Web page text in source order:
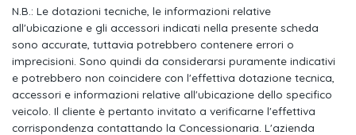
passeggero
Sedile posteriore abbattibile 60/40 con ski pass e bracciolo
poggiatesta
Alfa connected services
Passive entry
N.B.: Le dotazioni tecniche, le informazioni relative
all'ubicazione e gli accessori indicati nella presente scheda
sono accurate, tuttavia potrebbero contenere errori o
imprecisioni. Sono quindi da considerarsi puramente indicativi
e potrebbero non coincidere con l'effettiva dotazione tecnica,
accessori e informazioni relative all'ubicazione dello specifico
veicolo. Il cliente è pertanto invitato a verificarne l'effettiva
corrispondenza contattando la Concessionaria. L'azienda